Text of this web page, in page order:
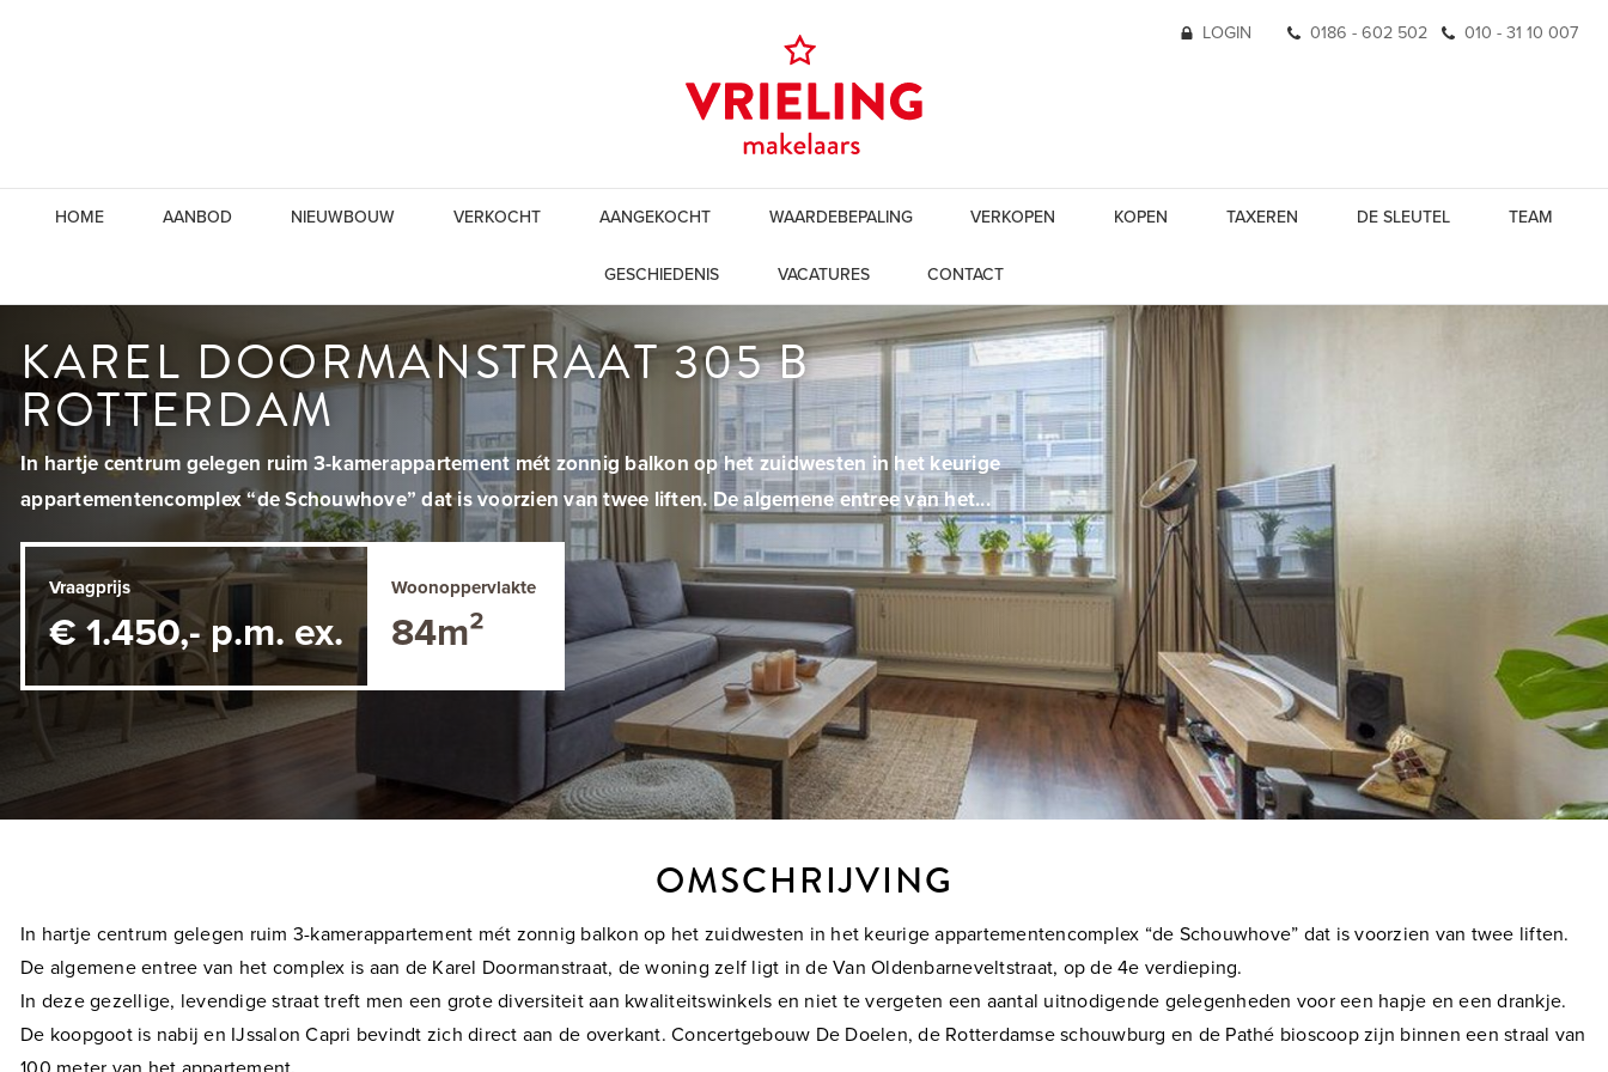
LOGIN 0186 - 602 502 010 - 31 10 007
HOME AANBOD NIEUWBOUW VERKOCHT AANGEKOCHT WAARDEBEPALING VERKOPEN KOPEN TAXEREN DE SLEUTEL TEAM
GESCHIEDENIS VACATURES CONTACT
KAREL DOORMANSTRAAT 305 B
ROTTERDAM
In hartje centrum gelegen ruim 3-kamerappartement mét zonnig balkon op het zuidwesten in het keurige
appartementencomplex “de Schouwhove” dat is voorzien van twee liften. De algemene entree van het...
Vraagprijs
€ 1.450,- p.m. ex.
Woonoppervlakte
84m²
OMSCHRIJVING
In hartje centrum gelegen ruim 3-kamerappartement mét zonnig balkon op het zuidwesten in het keurige appartementencomplex “de Schouwhove” dat is voorzien van twee liften.
De algemene entree van het complex is aan de Karel Doormanstraat, de woning zelf ligt in de Van Oldenbarneveltstraat, op de 4e verdieping.
In deze gezellige, levendige straat treft men een grote diversiteit aan kwaliteitswinkels en niet te vergeten een aantal uitnodigende gelegenheden voor een hapje en een drankje.
De koopgoot is nabij en IJssalon Capri bevindt zich direct aan de overkant. Concertgebouw De Doelen, de Rotterdamse schouwburg en de Pathé bioscoop zijn binnen een straal van